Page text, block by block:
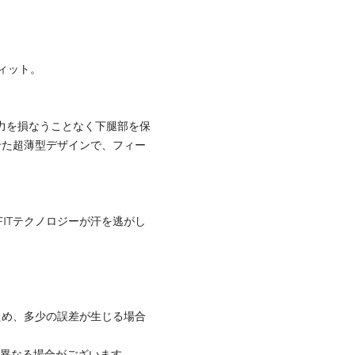
ト。
を損なうことなく下腿部を保
超薄型デザインで、フィー
テクノロジーが汗を逃がし
、多少の誤差が生じる場合